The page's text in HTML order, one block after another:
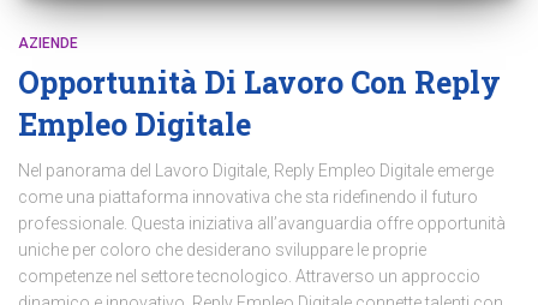
AZIENDE
Opportunità Di Lavoro Con Reply
Empleo Digitale
Nel panorama del Lavoro Digitale, Reply Empleo Digitale emerge
come una piattaforma innovativa che sta ridefinendo il futuro
professionale. Questa iniziativa all’avanguardia offre opportunità
uniche per coloro che desiderano sviluppare le proprie
competenze nel settore tecnologico. Attraverso un approccio